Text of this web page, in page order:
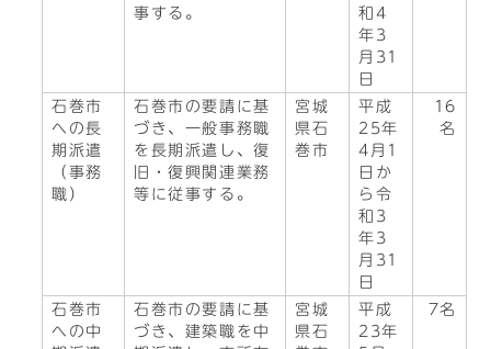
事する。
和4
年3
月31
日
石巻市
への長
期派遣
（事務
職）
石巻市の要請に基
づき、一般事務職
を長期派遣し、復
旧・復興関連業務
等に従事する。
宮城
県石
巻市
平成
25年
4月1
日か
ら令
和3
年3
月31
日
16
名
石巻市
への中
石巻市の要請に基
づき、建築職を中
宮城
県石
平成
23年
7名